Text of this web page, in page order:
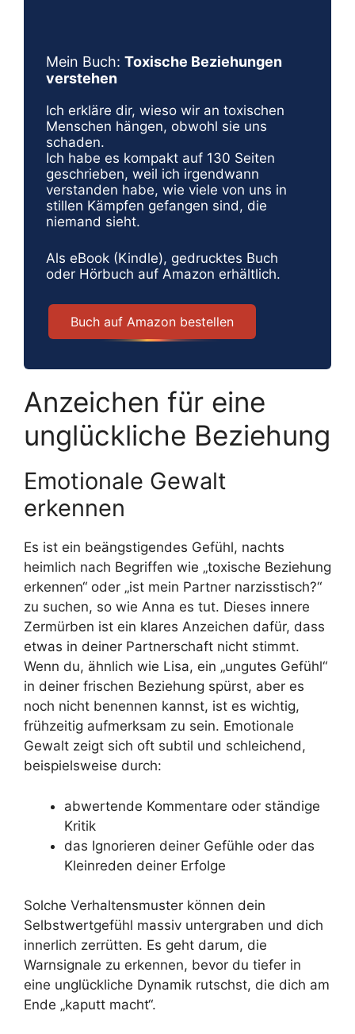
Mein Buch: Toxische Beziehungen
verstehen
Ich erkläre dir, wieso wir an toxischen
Menschen hängen, obwohl sie uns
schaden.
Ich habe es kompakt auf 130 Seiten
geschrieben, weil ich irgendwann
verstanden habe, wie viele von uns in
stillen Kämpfen gefangen sind, die
niemand sieht.
Als eBook (Kindle), gedrucktes Buch
oder Hörbuch auf Amazon erhältlich.
Buch auf Amazon bestellen
Anzeichen für eine
unglückliche Beziehung
Emotionale Gewalt
erkennen
Es ist ein beängstigendes Gefühl, nachts
heimlich nach Begriffen wie „toxische Beziehung
erkennen“ oder „ist mein Partner narzisstisch?“
zu suchen, so wie Anna es tut. Dieses innere
Zermürben ist ein klares Anzeichen dafür, dass
etwas in deiner Partnerschaft nicht stimmt.
Wenn du, ähnlich wie Lisa, ein „ungutes Gefühl“
in deiner frischen Beziehung spürst, aber es
noch nicht benennen kannst, ist es wichtig,
frühzeitig aufmerksam zu sein. Emotionale
Gewalt zeigt sich oft subtil und schleichend,
beispielsweise durch:
abwertende Kommentare oder ständige
Kritik
das Ignorieren deiner Gefühle oder das
Kleinreden deiner Erfolge
Solche Verhaltensmuster können dein
Selbstwertgefühl massiv untergraben und dich
innerlich zerrütten. Es geht darum, die
Warnsignale zu erkennen, bevor du tiefer in
eine unglückliche Dynamik rutschst, die dich am
Ende „kaputt macht“.